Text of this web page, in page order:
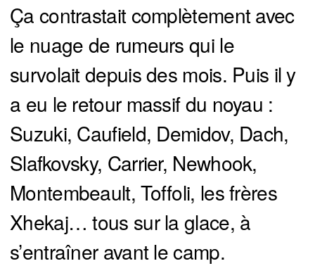
Ça contrastait complètement avec
le nuage de rumeurs qui le
survolait depuis des mois. Puis il y
a eu le retour massif du noyau :
Suzuki, Caufield, Demidov, Dach,
Slafkovsky, Carrier, Newhook,
Montembeault, Toffoli, les frères
Xhekaj… tous sur la glace, à
s’entraîner avant le camp.